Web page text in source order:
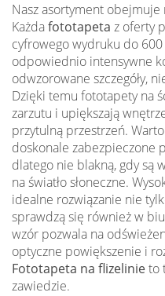
Nasz asortyment
Każdafototapeta z oferty
cyfrowego wydruku do
odpowiednio intensywne
odwzorowane szczegóły,
Dzięki temu fototapety na
zarzutu i upiększają
przytulną przestrzeń.
doskonale zabezpieczone
dlatego nie blakną, gdy są
na światło słoneczne.
idealne rozwiązanie nie
sprawdzą się również w
wzór pozwala na
optyczne powiększenie i
Fototapeta na flizelinieto
zawiedzie.